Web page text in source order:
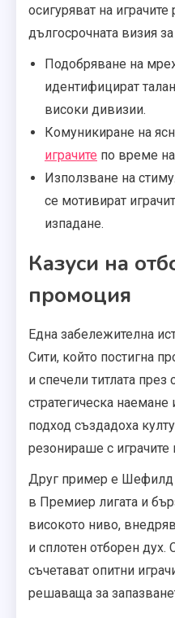
осигуряват на играчите
дългосрочната визия
Подобряване на
идентифицират
високи дивизии.
Комуникиране на
играчите по време
Използване на
се мотивират
изпадане.
Казуси на
промоция
Една забележителна
Сити, който постигна
и спечели титлата през
стратегическа
подход създадоха
резонираше с играчите
Друг пример е Шефилд
в Премиер лигата и
високото ниво,
и сплотен отборен дух.
съчетават опитни
решаваща за